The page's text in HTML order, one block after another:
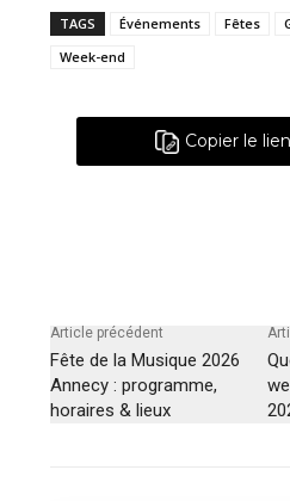
TAGS Événements Fêtes
Week-end
Copier le
Article précédent
Fête de la Musique 2026
Annecy : programme,
horaires & lieux